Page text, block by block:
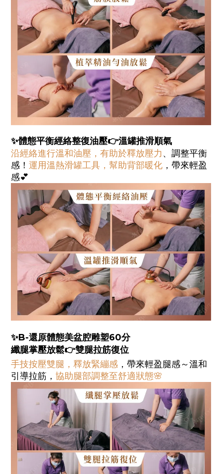
✨體態平衡經絡整復油壓👉溫罐推滑順氣
沿經絡進行溫和油壓，有助於釋放壓力、調整平衡
感！ 運用溫熱滑罐工具，幫助背部暖化 ，帶來輕盈
感💕
✨B-還原體態美盆腔雕塑60分
纖腿掌壓放鬆👉雙腿拉筋復位
手技按壓雙腿，釋放緊繃感 ，帶來輕盈腿感～溫和
引導拉筋， 協助腿部調整至舒適狀態🌸